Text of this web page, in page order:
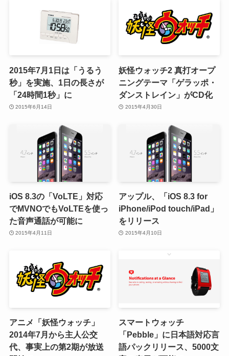
2015年7月1日は「うるう
秒」を実施、1日の長さが
「24時間1秒」に
2015年6月14日
妖怪ウォッチ2 真打オープ
ニングテーマ「ゲラッポ・
ダンストレイン」がCD化
2015年4月30日
iOS 8.3の「VoLTE」対応
でMVNOでもVoLTEを使っ
た音声通話が可能に
2015年4月11日
アップル、「iOS 8.3 for
iPhone/iPod touch/iPad」
をリリース
2015年4月10日
アニメ「妖怪ウォッチ」
2014年7月から主人公交
代、事実上の第2期が放送
スマートウォッチ
「Pebble」に日本語対応言
語パックリリース、5000文